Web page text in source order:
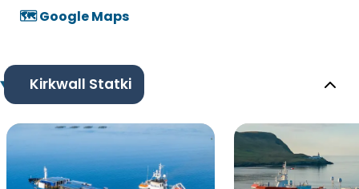
🗺️ Google Maps
Kirkwall Statki